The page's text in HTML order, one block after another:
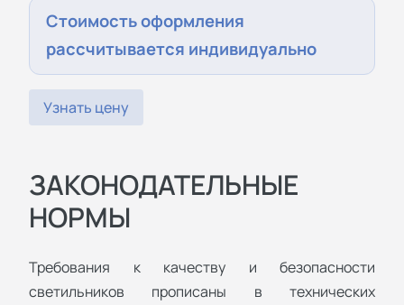
Стоимость оформления
рассчитывается индивидуально
Узнать цену
ЗАКОНОДАТЕЛЬНЫЕ
НОРМЫ
Требования к качеству и безопасности
светильников прописаны в технических